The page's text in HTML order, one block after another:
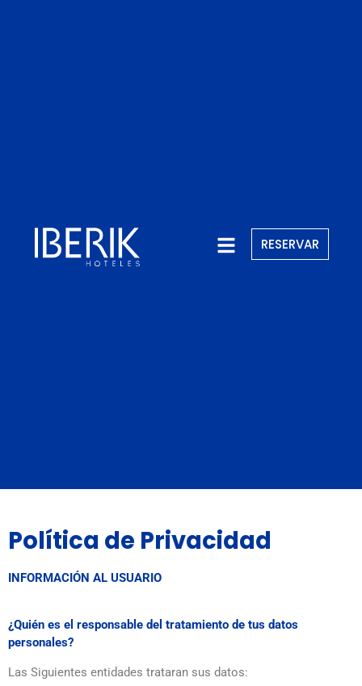
RESERVAR
Política de Privacidad
INFORMACIÓN AL USUARIO
¿Quién es el responsable del tratamiento de tus datos
personales?
Las Siguientes entidades trataran sus datos: